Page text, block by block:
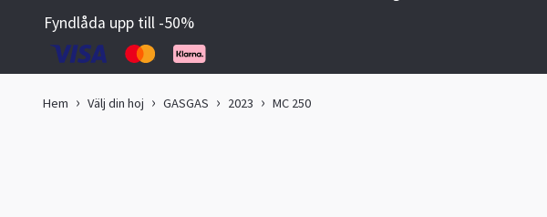
Fyndlåda upp till -50%
Hem Välj din hoj GASGAS 2023 MC 250